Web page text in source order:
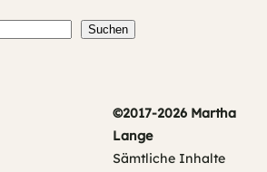
Suchen
©2017-2026 Martha
Lange
Sämtliche Inhalte